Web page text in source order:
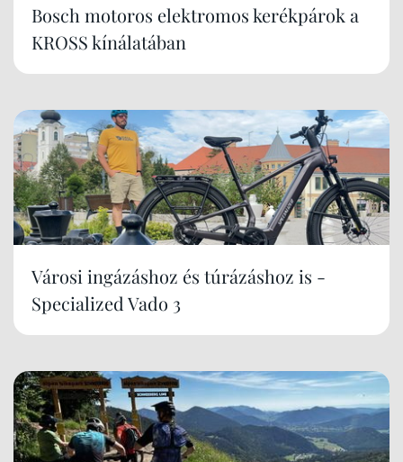
Bosch motoros elektromos kerékpárok a
KROSS kínálatában
Városi ingázáshoz és túrázáshoz is -
Specialized Vado 3